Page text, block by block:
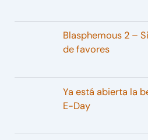
Blasphemous 2 –
de favores
Ya está abierta la
E-Day